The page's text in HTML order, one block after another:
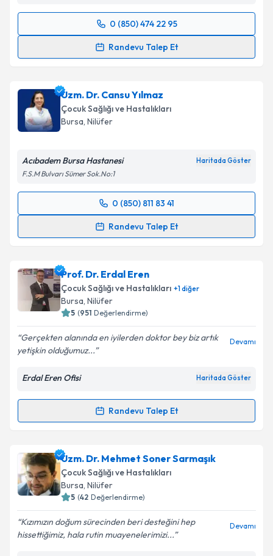
0 (850) 474 22 95
Randevu Talep Et
Randevu Takvimi Talebi
takvim hazırlandığında e-posta ile bilgilendireceğiz.
E-posta Adresiniz
Kişisel verilerimin işlenmesine ilişkin
Metni'ni okudum ve kişisel verilerimin belirtilen
kapsamda işlenmesini kabul ediyorum.
Takvim Talebini Gönder
Uzm. Dr. Cansu Yılmaz
Çocuk Sağlığı ve Hastalıkları
Bursa, Nilüfer
Acıbadem Bursa Hastanesi Haritada Göster
F.S.M Bulvarı Sümer Sok.No:1
0 (850) 811 83 41
Randevu Talep Et
Randevu Takvimi Talebi
takvim hazırlandığında e-posta ile bilgilendireceğiz.
E-posta Adresiniz
Kişisel verilerimin işlenmesine ilişkin
kapsamda işlenmesini kabul ediyorum.
Takvim Talebini Gönder
Prof. Dr. Erdal Eren
Çocuk Sağlığı ve Hastalıkları +1diğer
Bursa, Nilüfer
5 (951 Değerlendirme)
Gerçekten alanında en iyilerden doktor bey biz artık
yetişkin olduğumuz...
Devamı
Erdal Eren Ofisi Haritada Göster
Randevu Talep Et
Randevu Takvimi Talebi
Prof. Dr. Erdal Ereniçin randevu takvimi talebi
oluşturun. Size bu uzmandan randevu almanız için bir
takvim hazırlandığında e-posta ile bilgilendireceğiz.
Uzm. Dr. Mehmet Soner Sarmaşık
Çocuk Sağlığı ve Hastalıkları
Bursa, Nilüfer
5 (42 Değerlendirme)
Kızımızın doğum sürecinden beri desteğini hep
hissettiğimiz, hala rutin muayenelerimizi...
Devamı